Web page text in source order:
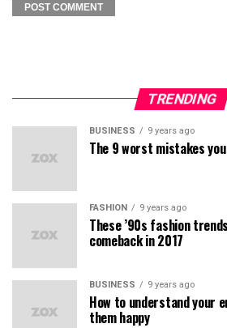
TRENDING
BUSINESS 9 years ago
The 9 worst mistakes
FASHION 9 years ago
These ’90s fashion
comeback in 2017
BUSINESS 9 years ago
How to understand your
them happy